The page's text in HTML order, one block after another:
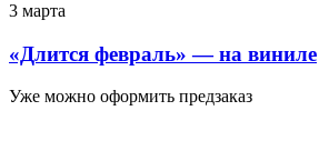
3 марта
«Длится февраль» — на виниле
Уже можно оформить предзаказ